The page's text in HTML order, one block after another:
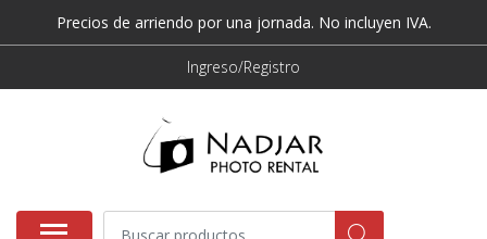
Precios de arriendo por una jornada. No incluyen IVA.
Ingreso/Registro